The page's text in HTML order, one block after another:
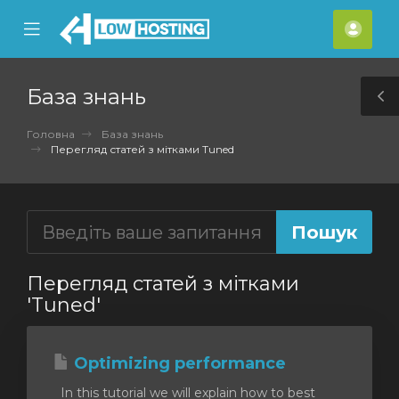
Mobile
Menu
База знань
Головна
База знань
Перегляд статей з мітками Tuned
Перегляд статей з мітками
'Tuned'
Optimizing performance
In this tutorial we will explain how to best